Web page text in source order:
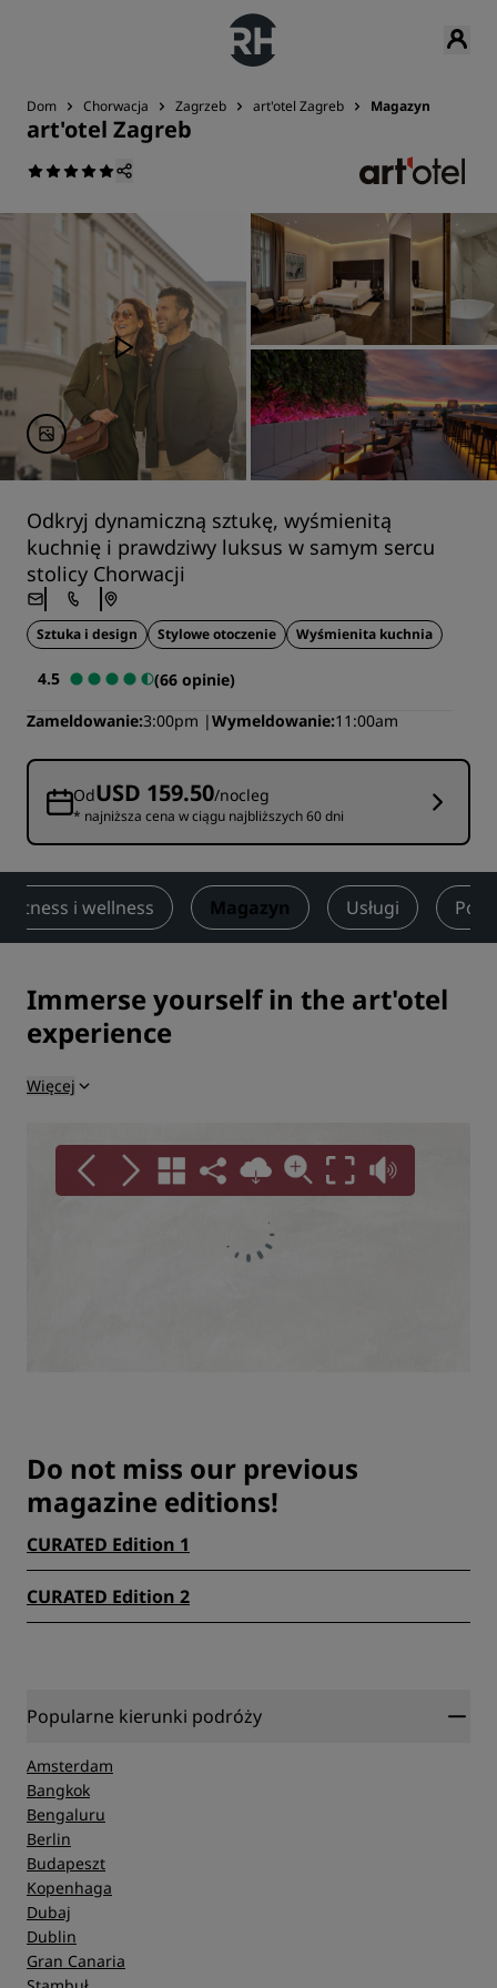
Dom Chorwacja Zagrzeb art'otel Zagreb Magazyn
art'otel Zagreb
Odkryj dynamiczną sztukę, wyśmienitą
kuchnię i prawdziwy luksus w samym sercu
stolicy Chorwacji
Sztuka i design Stylowe otoczenie Wyśmienita kuchnia
4.5
(66 opinie)
Zameldowanie 3:00pm Wymeldowanie 11:00am
OdUSD 159.50/nocleg
* najniższa cena w ciągu najbliższych 60 dni
Fitness i wellness Magazyn Usługi
Immerse yourself in the art'otel
experience
Więcej
Do not miss our previous
magazine editions!
CURATED Edition 1
CURATED Edition 2
Popularne kierunki podróży
Amsterdam
Bangkok
Bengaluru
Berlin
Budapeszt
Kopenhaga
Dubaj
Dublin
Gran Canaria